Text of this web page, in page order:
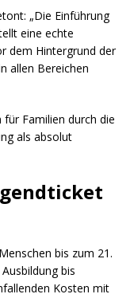
„Die Einführung
eine echte
dem Hintergrund der
allen Bereichen
Familien durch die
als absolut
bis zum 21.
bis
Kosten mit